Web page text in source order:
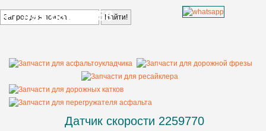
+7 499 685 68 58
Датчик скорости 2259770